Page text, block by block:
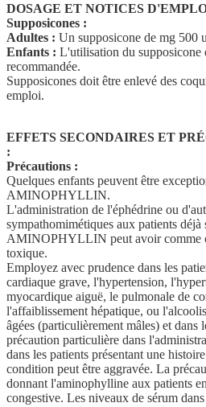
DOSAGE ET NOTICES
Supposicones :
Adultes : Un supposicone de mg 500
Enfants : L'utilisation du supposicone
recommandée.
Supposicones doit être enlevé des
emploi.
EFFETS SECONDAIRES ET
:
Précautions :
Quelques enfants peuvent être
AMINOPHYLLIN.
L'administration de l'éphédrine ou
sympathomimétiques aux patients déjà
AMINOPHYLLIN peut avoir comme
toxique.
Employez avec prudence dans les
cardiaque grave, l'hypertension,
myocardique aiguë, le pulmonale de
l'affaiblissement hépatique, ou
âgées (particulièrement mâles) et dans
précaution particulière dans
dans les patients présentant une
condition peut être aggravée. La
donnant l'aminophylline aux patients
congestive. Les niveaux de sérum